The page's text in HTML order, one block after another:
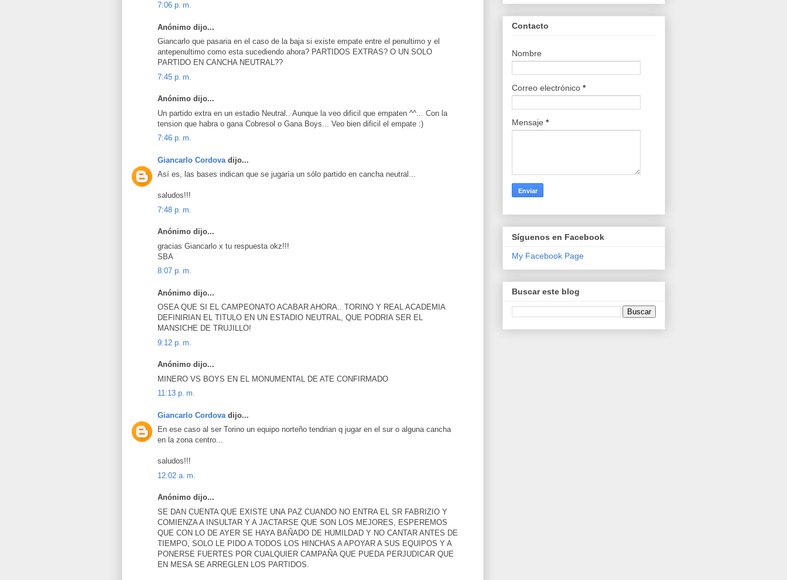
7:06 p. m.
Anónimo dijo...
Giancarlo que pasaria en el caso de la baja si existe empate entre el penultimo y el
antepenultimo como esta sucediendo ahora? PARTIDOS EXTRAS? O UN SOLO
PARTIDO EN CANCHA NEUTRAL??
7:45 p. m.
Anónimo dijo...
Un partido extra en un estadio Neutral.. Aunque la veo dificil que empaten ^^... Con la
tension que habra o gana Cobresol o Gana Boys... Veo bien dificil el empate :)
7:46 p. m.
Giancarlo Cordova dijo...
Así es, las bases indican que se jugaría un sólo partido en cancha neutral...
saludos!!!
7:48 p. m.
Anónimo dijo...
gracias Giancarlo x tu respuesta okz!!!
SBA
8:07 p. m.
Anónimo dijo...
OSEA QUE SI EL CAMPEONATO ACABAR AHORA.. TORINO Y REAL ACADEMIA
DEFINIRIAN EL TITULO EN UN ESTADIO NEUTRAL, QUE PODRIA SER EL
MANSICHE DE TRUJILLO!
9:12 p. m.
Anónimo dijo...
MINERO VS BOYS EN EL MONUMENTAL DE ATE CONFIRMADO
11:13 p. m.
Giancarlo Cordova dijo...
En ese caso al ser Torino un equipo norteño tendrian q jugar en el sur o alguna cancha
en la zona centro...
saludos!!!
12:02 a. m.
Anónimo dijo...
SE DAN CUENTA QUE EXISTE UNA PAZ CUANDO NO ENTRA EL SR FABRIZIO Y
COMIENZA A INSULTAR Y A JACTARSE QUE SON LOS MEJORES, ESPEREMOS
QUE CON LO DE AYER SE HAYA BAÑADO DE HUMILDAD Y NO CANTAR ANTES DE
TIEMPO, SOLO LE PIDO A TODOS LOS HINCHAS A APOYAR A SUS EQUIPOS Y A
PONERSE FUERTES POR CUALQUIER CAMPAÑA QUE PUEDA PERJUDICAR QUE
EN MESA SE ARREGLEN LOS PARTIDOS.
Contacto
Nombre
Correo electrónico *
Mensaje *
Síguenos en Facebook
My Facebook Page
Buscar este blog